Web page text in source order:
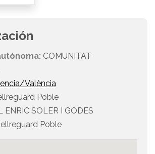
COMUNITAT
València
Poble
ENRIC SOLER I GODES
Poble